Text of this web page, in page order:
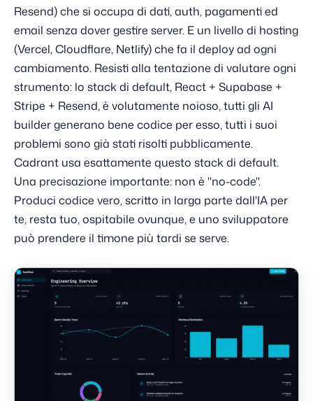
Resend) che si occupa di dati, auth, pagamenti ed
email senza dover gestire server. E un livello di hosting
(Vercel, Cloudflare, Netlify) che fa il deploy ad ogni
cambiamento. Resisti alla tentazione di valutare ogni
strumento: lo stack di default, React + Supabase +
Stripe + Resend, è volutamente noioso, tutti gli AI
builder generano bene codice per esso, tutti i suoi
problemi sono già stati risolti pubblicamente.
Cadrant usa esattamente questo stack di default.
Una precisazione importante: non è "no-code".
Produci codice vero, scritto in larga parte dall'IA per
te, resta tuo, ospitabile ovunque, e uno sviluppatore
può prendere il timone più tardi se serve.